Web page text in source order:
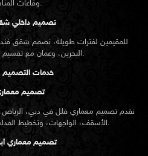
وقاعات المناسبات.
تصميم داخلي
للمقيمين لفترات طويلة، نصمم شقق
البحرين، وعمان مع تقسيم مرن وخامات مريحة.
خدمات التصميم
تصميم
نقدمتصميم معماري فلل في دبي،
الأسقف، الواجهات، وتخطيط المداخل، مع مراعاة المناخ والبيئة.
تصميم معماري